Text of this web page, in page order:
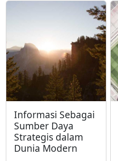
Informasi Sebagai
Sumber Daya
Strategis dalam
Dunia Modern